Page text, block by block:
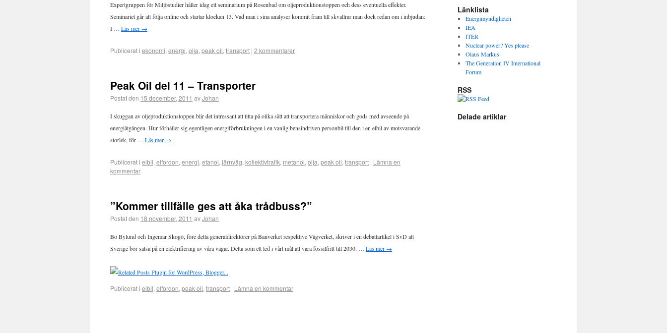
Expertgruppen för Miljöstudier håller idag ett seminarium på Rosenbad om oljeproduktionstoppen och dess eventuella effekter.
Seminariet går att följa online och startar klockan 13. Vad man i sina analyser kommit fram till skvallrar man dock redan om i inbjudan:
I … Läs mer →
Publicerat i ekonomi, energi, olja, peak oil, transport | 2 kommentarer
Peak Oil del 11 – Transporter
Postat den 15 december, 2011 avJohan
I skuggan av oljeproduktionstoppen blir det intressant att titta på olika sätt att transportera människor och gods med avseende på
energiåtgången. Hur förhåller sig egentligen energiförbrukningen i en vanlig bensindriven personbil till den i en elbil av motsvarande
storlek, för … Läs mer →
Publicerat i elbil, elfordon, energi, etanol, järnväg, kollektivtrafik, metanol, olja, peak oil, transport | Lämna en
kommentar
”Kommer tillfälle ges att åka trådbuss?”
Postat den 18 november, 2011 avJohan
Bo Bylund och Ingemar Skogö, före detta generaldirektörer på Banverket respektive Vägverket, skriver i en debattartikel i SvD att
Sverige bör satsa på en elektrifiering av våra vägar. Detta som ett led i vårt mål att vara fossilfritt till 2030. … Läs mer →
Publicerat i elbil, elfordon, peak oil, transport | Lämna en kommentar
Länklista
Energimyndigheten
IEA
ITER
Nuclear power? Yes please
Olaus Markus
The Generation IV International
Forum
RSS
Delade artiklar